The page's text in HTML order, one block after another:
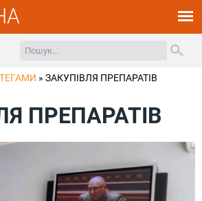
» ЗАКУПІВЛЯ ПРЕПАРАТІВ
ПРЕПАРАТІВ